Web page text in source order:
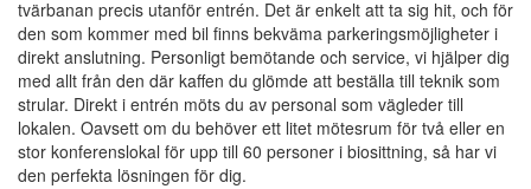
tvärbanan precis utanför entrén. Det är enkelt att ta sig hit, och för
den som kommer med bil finns bekväma parkeringsmöjligheter i
direkt anslutning. Personligt bemötande och service, vi hjälper dig
med allt från den där kaffen du glömde att beställa till teknik som
strular. Direkt i entrén möts du av personal som vägleder till
lokalen. Oavsett om du behöver ett litet mötesrum för två eller en
stor konferenslokal för upp till 60 personer i biosittning, så har vi
den perfekta lösningen för dig.